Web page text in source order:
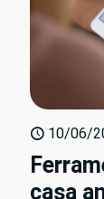
10/06/
casa